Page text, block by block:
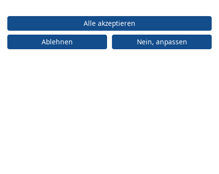
Alle akzeptieren
Ablehnen
Nein, anpassen